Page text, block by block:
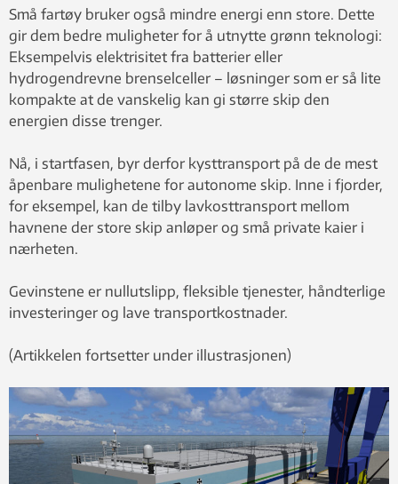
Små fartøy bruker også mindre energi enn store. Dette
gir dem bedre muligheter for å utnytte grønn teknologi:
Eksempelvis elektrisitet fra batterier eller
hydrogendrevne brenselceller – løsninger som er så lite
kompakte at de vanskelig kan gi større skip den
energien disse trenger.
Nå, i startfasen, byr derfor kysttransport på de de mest
åpenbare mulighetene for autonome skip. Inne i fjorder,
for eksempel, kan de tilby lavkosttransport mellom
havnene der store skip anløper og små private kaier i
nærheten.
Gevinstene er nullutslipp, fleksible tjenester, håndterlige
investeringer og lave transportkostnader.
(Artikkelen fortsetter under illustrasjonen)